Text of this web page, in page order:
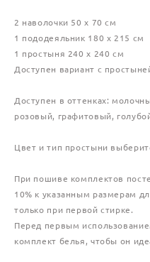
2 наволочки 50 х 70 см
1 пододеяльник 180 х 215 см
1 простыня 240 х 240 см
Доступен вариант с
Доступен в оттенках:
розовый, графитовый,
Цвет и тип простыни
При пошиве комплектов
10% к указанным размерам
только при первой стирке.
Перед первым
комплект белья, чтобы он